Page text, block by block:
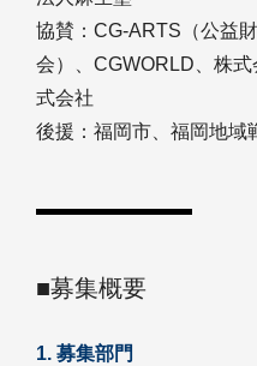
協賛：CG-ARTS（公益
会）、CGWORLD、株
式会社
後援：福岡市、福岡地域
■募集概要
1. 募集部門